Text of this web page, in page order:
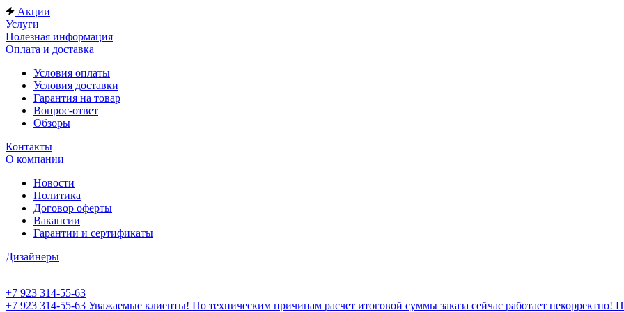
Акции
Услуги
Полезная информация
Оплата и доставка
Условия оплаты
Условия доставки
Гарантия на товар
Вопрос-ответ
Обзоры
Контакты
О компании
Новости
Политика
Договор оферты
Вакансии
Гарантии и сертификаты
Дизайнеры
+7 923 314-55-63
+7 923 314-55-63 Уважаемые клиенты! По техническим причинам расчет итоговой суммы заказа сейчас работает